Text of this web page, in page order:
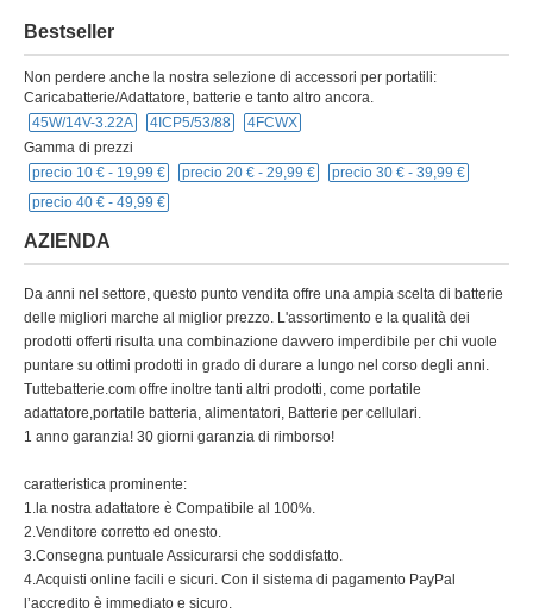
Bestseller
Non perdere anche la nostra selezione di accessori per portatili:
Caricabatterie/Adattatore, batterie e tanto altro ancora.
45W/14V-3.22A
4ICP5/53/88
4FCWX
Gamma di prezzi
precio 10 € - 19,99 € precio 20 € - 29,99 € precio 30 € - 39,99 €
precio 40 € - 49,99 €
AZIENDA
Da anni nel settore, questo punto vendita offre una ampia scelta di batterie
delle migliori marche al miglior prezzo. L'assortimento e la qualità dei
prodotti offerti risulta una combinazione davvero imperdibile per chi vuole
puntare su ottimi prodotti in grado di durare a lungo nel corso degli anni.
Tuttebatterie.com offre inoltre tanti altri prodotti, come portatile
adattatore,portatile batteria, alimentatori, Batterie per cellulari.
1 anno garanzia! 30 giorni garanzia di rimborso!
caratteristica prominente:
1.la nostra adattatore è Compatibile al 100%.
2.Venditore corretto ed onesto.
3.Consegna puntuale Assicurarsi che soddisfatto.
4.Acquisti online facili e sicuri. Con il sistema di pagamento PayPal
l’accredito è immediato e sicuro.